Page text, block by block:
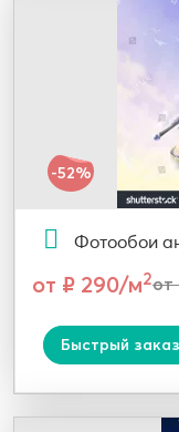
-52%
Фотообои
от ₽ 290/м2от
Быстрый заказ